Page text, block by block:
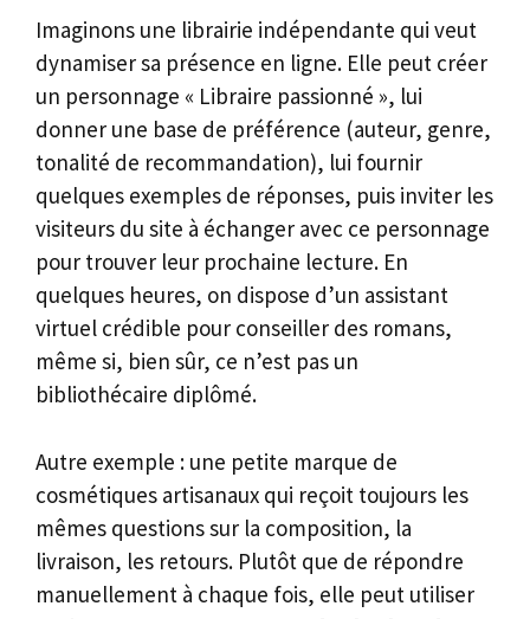
Imaginons une librairie indépendante qui veut
dynamiser sa présence en ligne. Elle peut créer
un personnage « Libraire passionné », lui
donner une base de préférence (auteur, genre,
tonalité de recommandation), lui fournir
quelques exemples de réponses, puis inviter les
visiteurs du site à échanger avec ce personnage
pour trouver leur prochaine lecture. En
quelques heures, on dispose d’un assistant
virtuel crédible pour conseiller des romans,
même si, bien sûr, ce n’est pas un
bibliothécaire diplômé.
Autre exemple : une petite marque de
cosmétiques artisanaux qui reçoit toujours les
mêmes questions sur la composition, la
livraison, les retours. Plutôt que de répondre
manuellement à chaque fois, elle peut utiliser